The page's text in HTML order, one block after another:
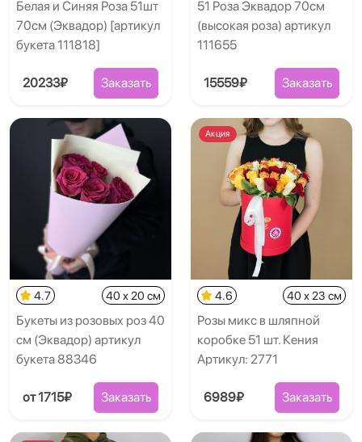
Белая и Синяя Роза 51шт
70см (Эквадор) [артикул
букета 111818]
20233₽ Заказать
51 Роза Эквадор 70см
(высокая роза) артикул
111655
15559₽ Заказать
4.7 40 x 20 см
Букеты из розовых роз 40
см (Эквадор) артикул
букета 88346
от 1715₽ Заказать
Акция
4.6 40 x 23 см
Розы микс в шляпной
коробке 51 шт. Кения
Артикул: 2771
6989₽ Заказать